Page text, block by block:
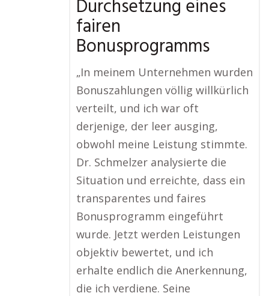
Durchsetzung eines
fairen
Bonusprogramms
„In meinem Unternehmen wurden
Bonuszahlungen völlig willkürlich
verteilt, und ich war oft
derjenige, der leer ausging,
obwohl meine Leistung stimmte.
Dr. Schmelzer analysierte die
Situation und erreichte, dass ein
transparentes und faires
Bonusprogramm eingeführt
wurde. Jetzt werden Leistungen
objektiv bewertet, und ich
erhalte endlich die Anerkennung,
die ich verdiene. Seine